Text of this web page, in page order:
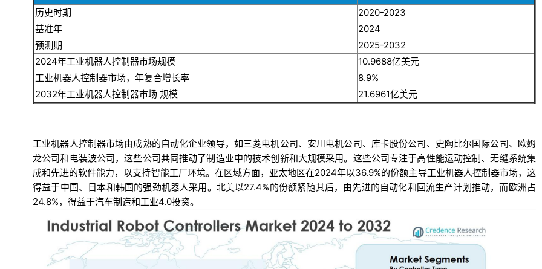
历史时期
2020-2023
基准年
2024
预测期
2025-2032
2024年工业机器人控制器市场规模
10.9688亿美元
工业机器人控制器市场，年复合增长率
8.9%
2032年工业机器人控制器市场 规模 21.6961亿美元
工业机器人控制器市场由成熟的自动化企业领导，如三菱电机公司、安川电机公司、库卡股份公司、史陶比尔国际公司、欧姆
龙公司和电装波公司，这些公司共同推动了制造业中的技术创新和大规模采用。这些公司专注于高性能运动控制、无缝系统集
成和先进的软件能力，以支持智能工厂环境。在区域方面，亚太地区在2024年以36.9%的份额主导工业机器人控制器市场，这
得益于中国、日本和韩国的强劲机器人采用。北美以27.4%的份额紧随其后，由先进的自动化和回流生产计划推动，而欧洲占
24.8%，得益于汽车制造和工业4.0投资。